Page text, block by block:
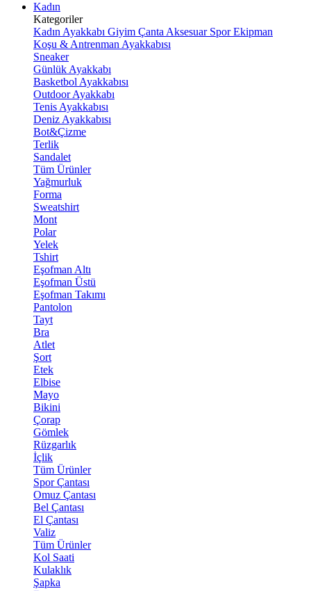
Kadın
Kategoriler
Kadın Ayakkabı Giyim Çanta Aksesuar Spor Ekipman
Koşu & Antrenman Ayakkabısı
Sneaker
Günlük Ayakkabı
Basketbol Ayakkabısı
Outdoor Ayakkabı
Tenis Ayakkabısı
Deniz Ayakkabısı
Bot&Çizme
Terlik
Sandalet
Tüm Ürünler
Yağmurluk
Forma
Sweatshirt
Mont
Polar
Yelek
Tshirt
Eşofman Altı
Eşofman Üstü
Eşofman Takımı
Pantolon
Tayt
Bra
Atlet
Şort
Etek
Elbise
Mayo
Bikini
Çorap
Gömlek
Rüzgarlık
İçlik
Tüm Ürünler
Spor Çantası
Omuz Çantası
Bel Çantası
El Çantası
Valiz
Tüm Ürünler
Kol Saati
Kulaklık
Şapka